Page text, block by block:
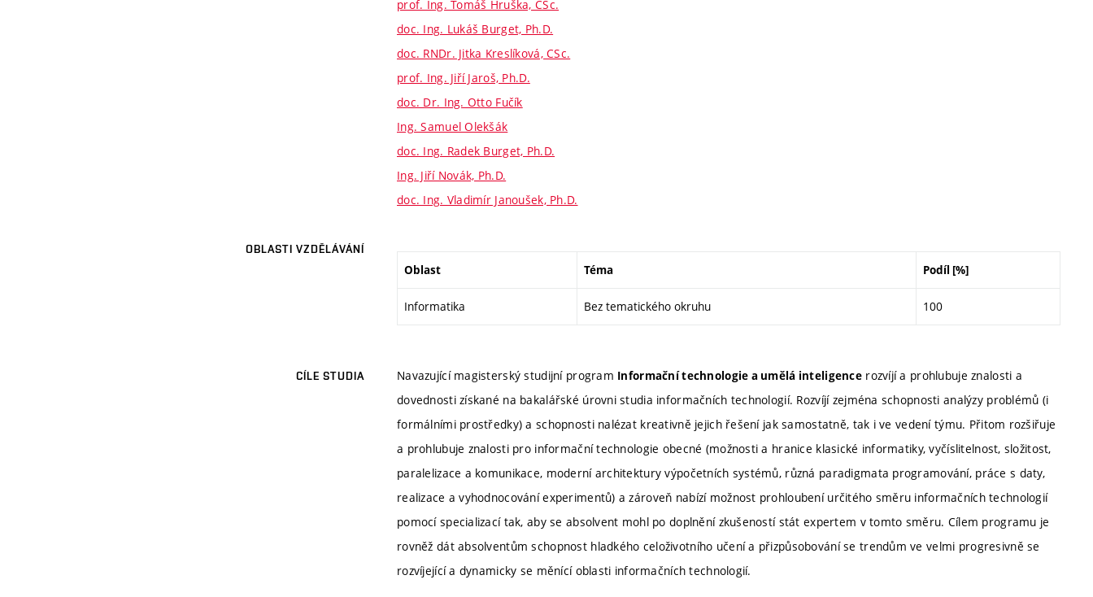
prof. Ing. Tomáš Hruška, CSc.
doc. Ing. Lukáš Burget, Ph.D.
doc. RNDr. Jitka Kreslíková, CSc.
prof. Ing. Jiří Jaroš, Ph.D.
doc. Dr. Ing. Otto Fučík
Ing. Samuel Olekšák
doc. Ing. Radek Burget, Ph.D.
Ing. Jiří Novák, Ph.D.
doc. Ing. Vladimír Janoušek, Ph.D.
OBLASTI VZDĚLÁVÁNÍ
Oblast Téma Podíl [%]
Informatika Bez tematického okruhu 100
CÍLE STUDIA Navazující magisterský studijní program Informační technologie a umělá inteligencerozvíjí a prohlubuje znalosti a
dovednosti získané na bakalářské úrovni studia informačních technologií. Rozvíjí zejména schopnosti analýzy problémů (i
formálními prostředky) a schopnosti nalézat kreativně jejich řešení jak samostatně, tak i ve vedení týmu. Přitom rozšiřuje
a prohlubuje znalosti pro informační technologie obecné (možnosti a hranice klasické informatiky, vyčíslitelnost, složitost,
paralelizace a komunikace, moderní architektury výpočetních systémů, různá paradigmata programování, práce s daty,
realizace a vyhodnocování experimentů) a zároveň nabízí možnost prohloubení určitého směru informačních technologií
pomocí specializací tak, aby se absolvent mohl po doplnění zkušeností stát expertem v tomto směru. Cílem programu je
rovněž dát absolventům schopnost hladkého celoživotního učení a přizpůsobování se trendům ve velmi progresivně se
rozvíjející a dynamicky se měnící oblasti informačních technologií.